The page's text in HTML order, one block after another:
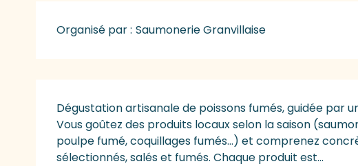
Organisé par : Saumonerie Granvillaise
Description
Dégustation artisanale de poissons fumés, guidée par
Vous goûtez des produits locaux selon la saison
poulpe fumé, coquillages fumés…) et comprenez
sélectionnés, salés et fumés. Chaque produit est...